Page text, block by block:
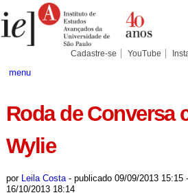
para
conteúdo.
Pessoais
Cadastre-se YouTube
menu
Roda de Conversa
Wylie
por Leila Costa - publicado09/09/2013 15:15 -
16/10/2013 18:14